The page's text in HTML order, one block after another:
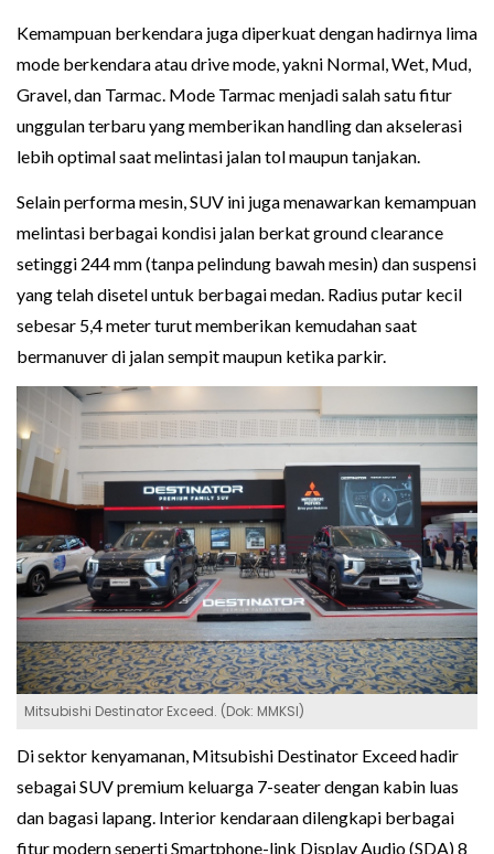
Kemampuan berkendara juga diperkuat dengan hadirnya lima
mode berkendara atau drive mode, yakni Normal, Wet, Mud,
Gravel, dan Tarmac. Mode Tarmac menjadi salah satu fitur
unggulan terbaru yang memberikan handling dan akselerasi
lebih optimal saat melintasi jalan tol maupun tanjakan.
Selain performa mesin, SUV ini juga menawarkan kemampuan
melintasi berbagai kondisi jalan berkat ground clearance
setinggi 244 mm (tanpa pelindung bawah mesin) dan suspensi
yang telah disetel untuk berbagai medan. Radius putar kecil
sebesar 5,4 meter turut memberikan kemudahan saat
bermanuver di jalan sempit maupun ketika parkir.
Mitsubishi Destinator Exceed. (Dok: MMKSI)
Di sektor kenyamanan, Mitsubishi Destinator Exceed hadir
sebagai SUV premium keluarga 7-seater dengan kabin luas
dan bagasi lapang. Interior kendaraan dilengkapi berbagai
fitur modern seperti Smartphone-link Display Audio (SDA) 8